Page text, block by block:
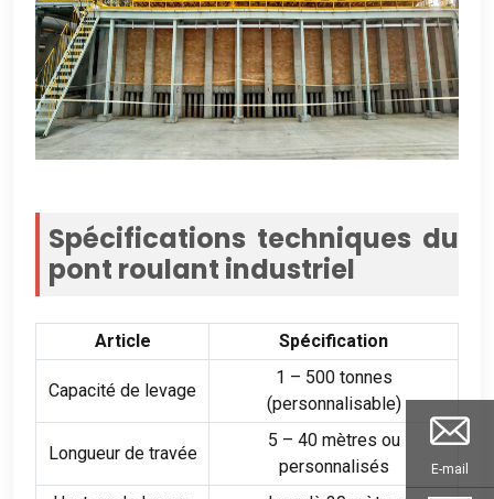
Spécifications techniques du
pont roulant industriel
Article Spécification
Capacité de levage
1 – 500 tonnes
(personnalisable)
Longueur de travée
5 – 40 mètres ou
personnalisés
E-mail